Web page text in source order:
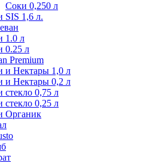
Соки 0,250 л
SIS 1,6 л.
1.0 л
0.25 л
Premium
и Нектары 1,0 л
и Нектары 0,2 л
стекло 0,75 л
стекло 0,25 л
Органик